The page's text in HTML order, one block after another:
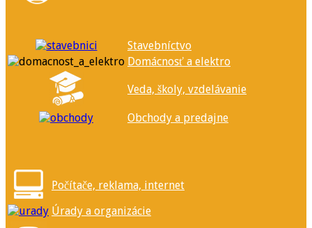
Stavebníctvo
Domácnosť a elektro
Veda, školy, vzdelávanie
Obchody a predajne
Počítače, reklama, internet
Úrady a organizácie